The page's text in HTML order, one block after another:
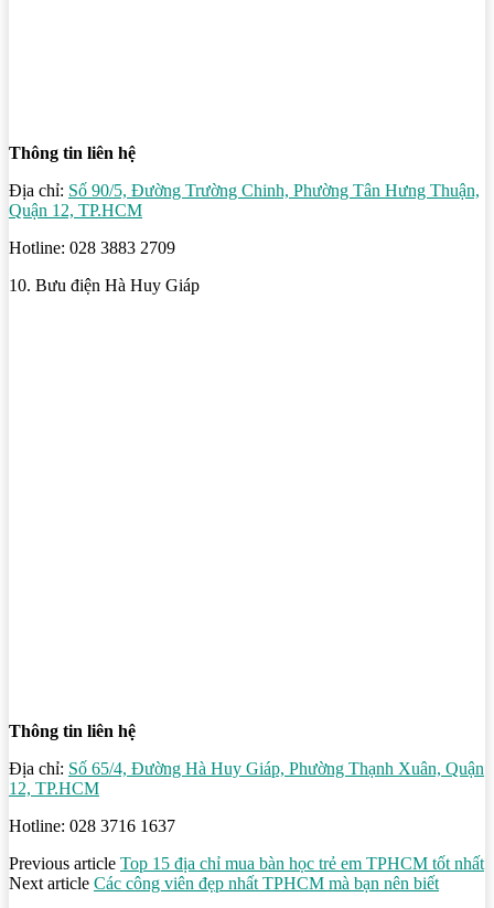
Thông tin liên hệ
Địa chỉ: Số 90/5, Đường Trường Chinh, Phường Tân Hưng Thuận,
Quận 12, TP.HCM
Hotline: 028 3883 2709
10. Bưu điện Hà Huy Giáp
Thông tin liên hệ
Địa chỉ: Số 65/4, Đường Hà Huy Giáp, Phường Thạnh Xuân, Quận
12, TP.HCM
Hotline: 028 3716 1637
Previous article Top 15 địa chỉ mua bàn học trẻ em TPHCM tốt nhất
Next article Các công viên đẹp nhất TPHCM mà bạn nên biết